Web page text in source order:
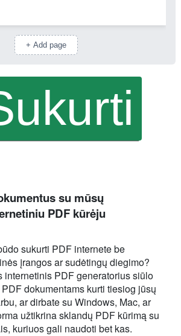
+ Add page
su mūsų
PDF kūrėju
sukurti PDF internete be
įrangos ar sudėtingų diegimo?
internetinis PDF generatorius siūlo
dokumentams kurti tiesiog jūsų
ar dirbate su Windows, Mac, ar
užtikrina sklandų PDF kūrimą su
kuriuos gali naudoti bet kas.